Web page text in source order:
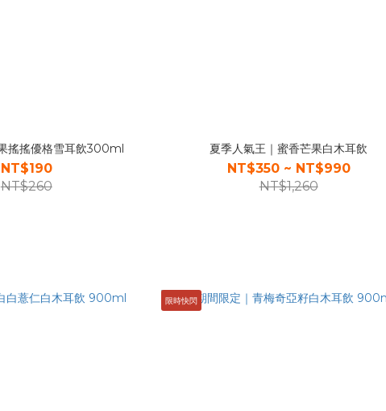
搖搖優格雪耳飲300ml
NT$190
NT$260
夏季人氣王｜蜜香芒果白木耳飲
NT$350 ~ NT$990
NT$1,260
限時快閃